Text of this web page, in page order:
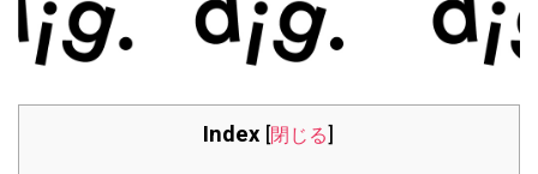
Index [閉じる]